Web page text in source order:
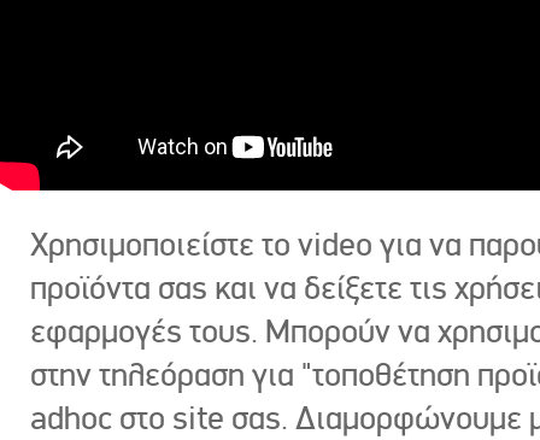
Χρησιμοποιείστε το video για να
προϊόντα σας και να δείξετε τις
εφαρμογές τους. Μπορούν να
στην τηλεόραση για "τοποθέτηση
adhoc στο site σας. Διαμορφώνουμε